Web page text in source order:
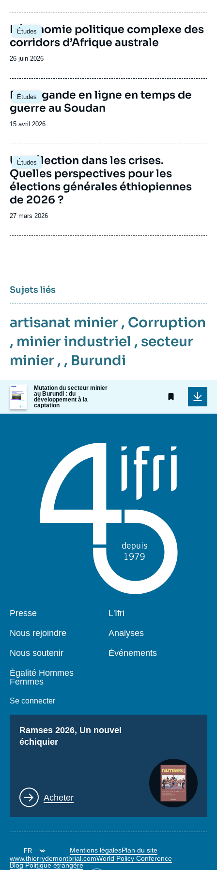
publication
Études
Image
principale
L’économie politique complexe des
corridors d’Afrique australe
Date
publication
26 juin 2026
Études
Image
principale
Propagande en ligne en temps de
guerre au Soudan
Date
publication
15 avril 2026
Études
Image
principale
Une élection dans les crises.
Quelles perspectives pour les
élections générales éthiopiennes
de 2026 ?
Date
publication
27 mars 2026
Sujets liés
artisanat minier , Corruption
, minier industriel , secteur
minier , , Burundi
Image
de
couverture
de
Mutation du secteur minier
au Burundi : du
développement à la
captation
Pied
Presse
Nous rejoindre
Nous soutenir
Égalité Hommes
Femmes
Se connecter
Navigation
L'Ifri
Analyses
Événements
Titre
Ramses 2026, Un nouvel
échiquier
Lien
Acheter
Mentions légalesPlan du site
www.thierrydemontbrial.comWorld Policy Conference
Blog Politique étrangère